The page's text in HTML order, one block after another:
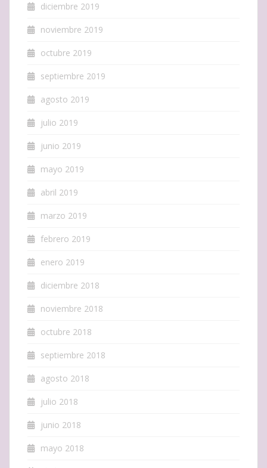
diciembre 2019
noviembre 2019
octubre 2019
septiembre 2019
agosto 2019
julio 2019
junio 2019
mayo 2019
abril 2019
marzo 2019
febrero 2019
enero 2019
diciembre 2018
noviembre 2018
octubre 2018
septiembre 2018
agosto 2018
julio 2018
junio 2018
mayo 2018